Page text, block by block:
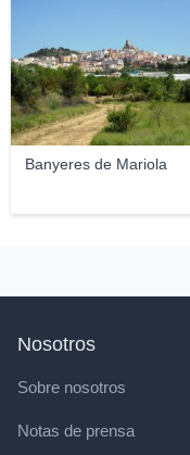
Banyeres de Mariola
Nosotros
Sobre nosotros
Notas de prensa